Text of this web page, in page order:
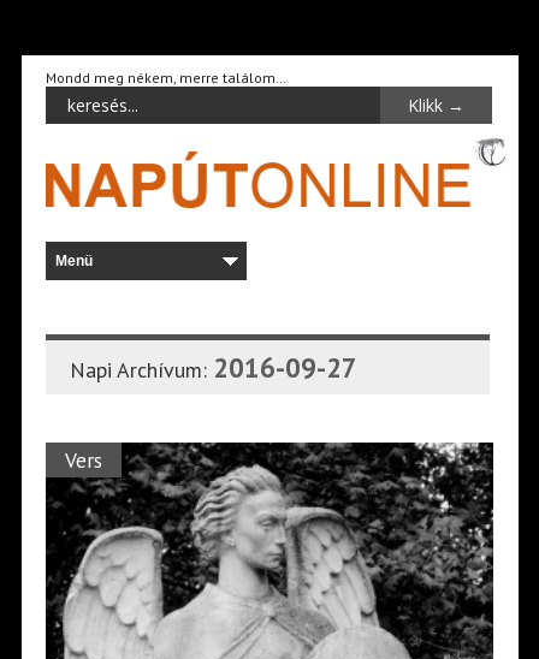
Mondd meg nékem, merre találom…
Napi Archívum: 2016-09-27
Vers